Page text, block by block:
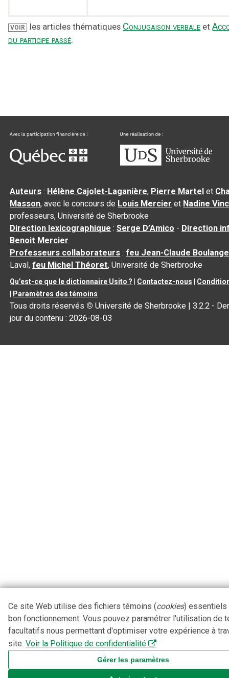
VOIR les articles thématiques Conjugaison verbale et
du participe passé.
Auteurs : Hélène Cajolet-Laganière, Pierre Martel et
Masson, avec le concours de Louis Mercier et Nadine
professeurs, Université de Sherbrooke
Direction lexicographique :Serge D’Amico - Direction
Benoit Mercier
Professeurs collaborateurs :feu Jean-Claude
Laval,feu Michel Théoret, Université de Sherbrooke
Qu’est-ce que le dictionnaire Usito ? Contactez-nous
Paramètres des témoins
Tous droits réservés © Université de Sherbrooke |3.2.2 -
jour du contenu :2026-08-03
Ce site Web utilise des fichiers témoins (cookies) essentiels
bon fonctionnement. Vous pouvez paramétrer l'utilisation de
facultatifs nous permettant d'optimiser votre expérience à
site. Voir la Politique de confidentialité
Gérer les paramètres